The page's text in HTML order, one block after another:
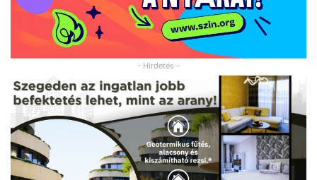
- Hirdetés -